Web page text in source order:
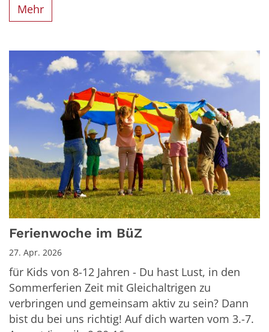
Mehr
Ferienwoche im BüZ
27. Apr. 2026
für Kids von 8-12 Jahren - Du hast Lust, in den
Sommerferien Zeit mit Gleichaltrigen zu
verbringen und gemeinsam aktiv zu sein? Dann
bist du bei uns richtig! Auf dich warten vom 3.-7.